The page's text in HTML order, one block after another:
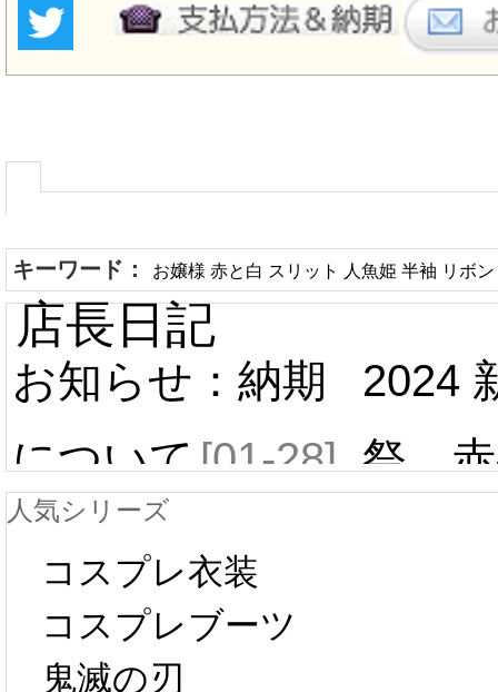
キーワード： お嬢様 赤と白 スリット 人魚姫 半袖 リボ
店長日記
お知らせ：納期
について[01-28]
中国旧正月の影
響で2024年2月5
2024
祭 赤
人気シリーズ
コスプレ衣装
コスプレブーツ
鬼滅の刃